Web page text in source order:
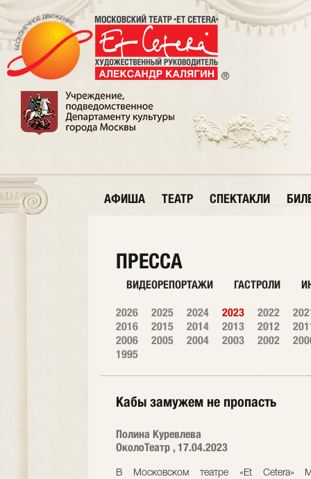
АФИША ТЕАТР СПЕКТАКЛИ
ПРЕССА
ВИДЕОРЕПОРТАЖИ ГАСТРОЛИ
2026 2025 2024 2023 2022
2016
2015 2014 2013 2012
2006
2005 2004 2003 2002
1995
Кабы замужем не пропасть
Полина Куревлева
ОколоТеатр , 17.04.2023
В Московском театре «Et Cetera»